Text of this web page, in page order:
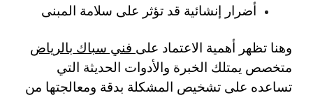
أضرار إنشائية قد تؤثر على سلامة المبنى
وهنا تظهر أهمية الاعتماد على فني سباك بالرياض
متخصص يمتلك الخبرة والأدوات الحديثة التي
تساعده على تشخيص المشكلة بدقة ومعالجتها من